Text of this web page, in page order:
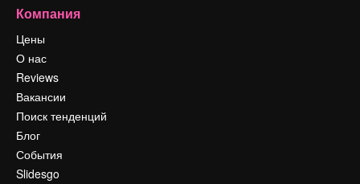
Компания
Цены
О нас
Reviews
Вакансии
Поиск тенденций
Блог
События
Slidesgo